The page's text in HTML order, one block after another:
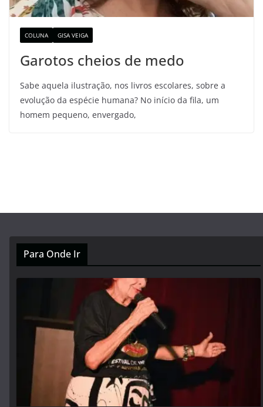
COLUNA GISA VEIGA
Garotos cheios de medo
Sabe aquela ilustração, nos livros escolares, sobre a
evolução da espécie humana? No início da fila, um
homem pequeno, envergado,
Para Onde Ir